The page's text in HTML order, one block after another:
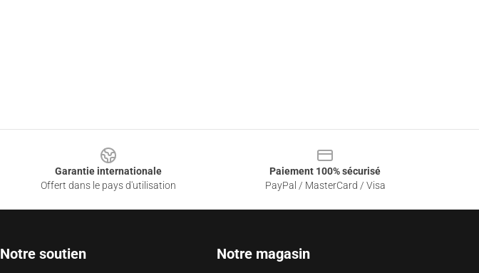
Garantie internationale
Offert dans le pays d'utilisation
Paiement 100% sécurisé
PayPal / MasterCard / Visa
Notre soutien Notre magasin